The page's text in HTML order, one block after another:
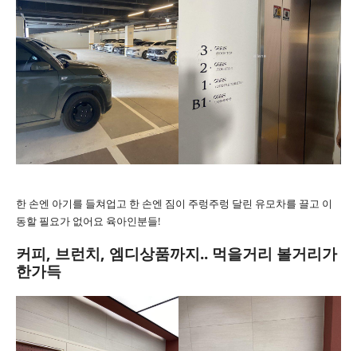
한 손엔 아기를 들쳐업고 한 손엔 짐이 주렁주렁 달린 유모차를 끌고 이
동할 필요가 없어요 육아인분들!
커피, 브런치, 엠디상품까지.. 먹을거리 볼거리가
한가득